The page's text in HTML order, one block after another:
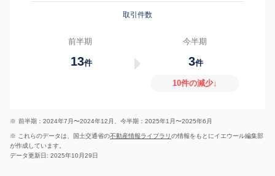
取引件数
前半期
13件
今半期
3件
10件の減少↓
※ 前半期：2024年7月〜2024年12月、今半期：2025年1月〜2025年6月
※ これらのデータは、国土交通省の不動産情報ライブラリの情報をもとにイエウール編集部
が作成しています。
データ更新日: 2025年10月29日